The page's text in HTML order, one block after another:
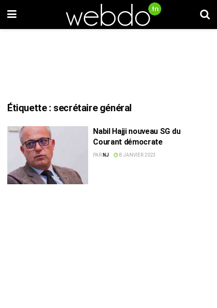
Étiquette : secrétaire général
Nabil Hajji nouveau SG du
Courant démocrate
PAR NJ 8 JANVIER 2023